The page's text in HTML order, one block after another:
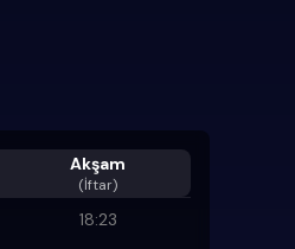
Akşam
(İftar)
18:23